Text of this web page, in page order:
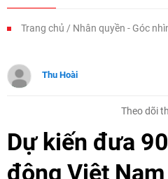
Trang chủ Nhân quyền - Góc
Thu Hoài
Theo dõi
Dự kiến đưa
động Việt